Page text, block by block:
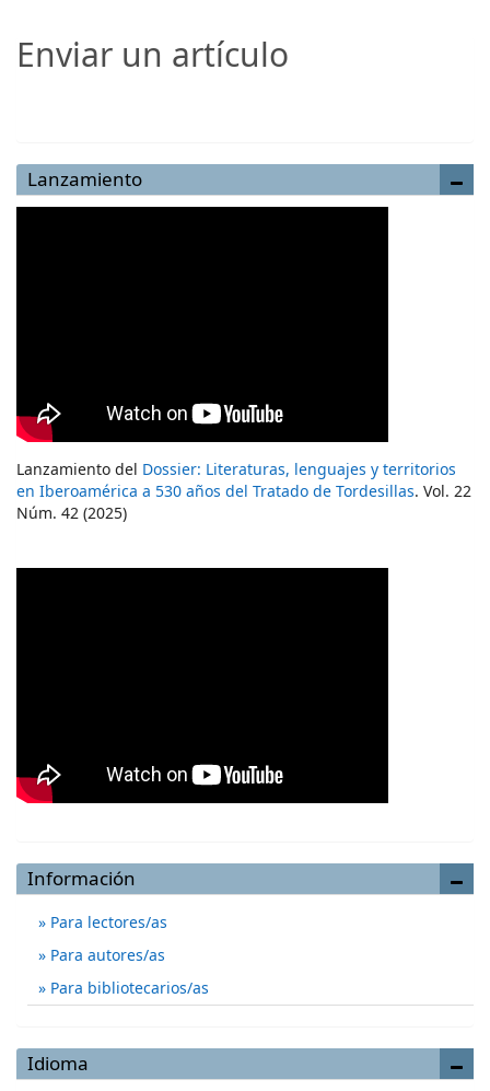
Enviar un artículo
Lanzamiento
Lanzamiento del Dossier: Literaturas, lenguajes y territorios
en Iberoamérica a 530 años del Tratado de Tordesillas. Vol. 22
Núm. 42 (2025)
Información
Para lectores/as
Para autores/as
Para bibliotecarios/as
Idioma